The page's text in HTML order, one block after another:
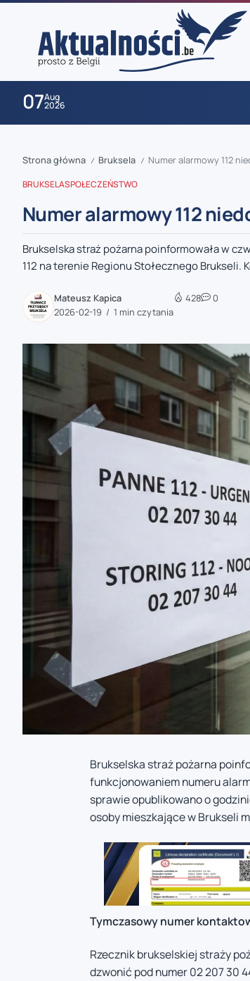
07Aug
2026
zaobserwuj nas
zaobserwuj nas
zaobserwuj nas
zaobserwuj nas
zaobserwuj nas
Strona główna / Bruksela / Numer alarmowy 112
BRUKSELASPOŁECZEŃSTWO
Numer alarmowy 112
Brukselska straż pożarna poinformowała w
112 na terenie Regionu Stołecznego Brukseli.
Mateusz Kapica
2026-02-19
1 min czytania
428 0
Brukselska straż pożarna
funkcjonowaniem numeru
sprawie opublikowano o
osoby mieszkające w Brukseli
Tymczasowy numer
Rzecznik brukselskiej straży
dzwonić pod numer 02 207 30